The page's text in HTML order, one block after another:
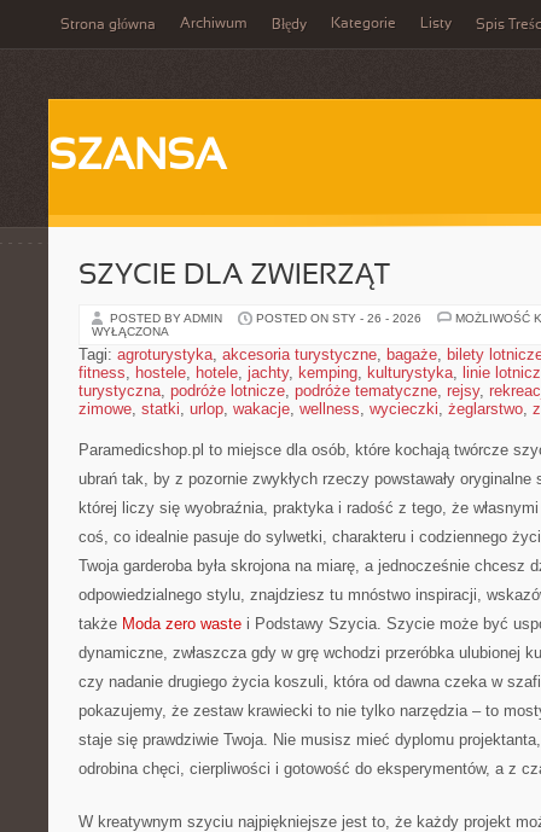
Strona główna Archiwum Błędy Kategorie Listy Spis
SZANSA
SZYCIE DLA ZWIERZĄT
POSTED BY ADMIN POSTED ON STY - 26 - 2026
MOŻLIWOŚĆ
WYŁĄCZONA
Tagi: agroturystyka, akcesoria turystyczne, bagaże, bilety
fitness, hostele, hotele, jachty, kemping, kulturystyka, linie
turystyczna, podróże lotnicze, podróże tematyczne, rejsy,
zimowe, statki, urlop, wakacje, wellness, wycieczki, żeglarstwo,
Paramedicshop.pl to miejsce dla osób, które kochają twórcze
ubrań tak, by z pozornie zwykłych rzeczy powstawały
której liczy się wyobraźnia, praktyka i radość z tego, że
coś, co idealnie pasuje do sylwetki, charakteru i codziennego
Twoja garderoba była skrojona na miarę, a jednocześnie chcesz
odpowiedzialnego stylu, znajdziesz tu mnóstwo inspiracji,
także Moda zero waste i Podstawy Szycia. Szycie może być
dynamiczne, zwłaszcza gdy w grę wchodzi przeróbka ulubionej
czy nadanie drugiego życia koszuli, która od dawna czeka w
pokazujemy, że zestaw krawiecki to nie tylko narzędzia – to
staje się prawdziwie Twoja. Nie musisz mieć dyplomu
odrobina chęci, cierpliwości i gotowość do eksperymentów, a z
W kreatywnym szyciu najpiękniejsze jest to, że każdy projekt